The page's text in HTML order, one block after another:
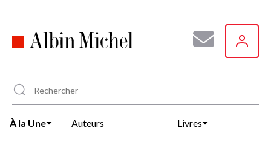
principal
À la Une Auteurs Livres